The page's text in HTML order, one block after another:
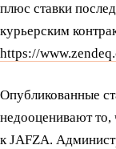
плюс ставки
курьерским
https://
Опубликованные
недооценивают
к JAFZA.